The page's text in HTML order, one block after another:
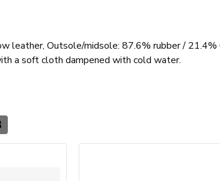
leather, Outsole/midsole: 87.6% rubber /
a soft cloth dampened with cold water.